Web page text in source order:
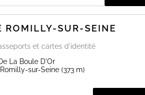
ROMILLY-SUR-SEINE
et cartes d'identité
La Boule D'Or
Romilly-sur-Seine (373 m)